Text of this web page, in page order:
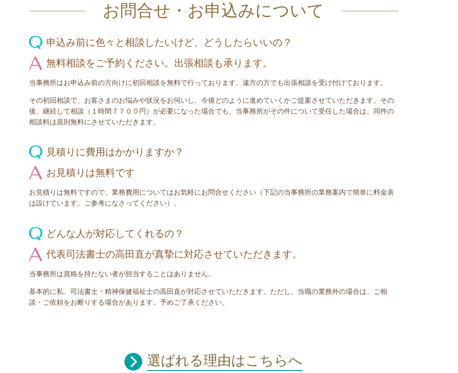
お問合せ・お申込みについて
申込み前に色々と相談したいけど、どうしたらいいの？
無料相談をご予約ください。出張相談も承ります。
当事務所はお申込み前の方向けに初回相談を無料で行っております。遠方の方でも出張相談を受け付けております。
その初回相談で、お客さまのお悩みや状況をお伺いし、今後どのように進めていくかご提案させていただきます。その
後、継続して相談（１時間７７００円）が必要になった場合でも、当事務所がその件について受任した場合は、同件の
相談料は原則無料にさせていただきます。
見積りに費用はかかりますか？
お見積りは無料です
お見積りは無料ですので、業務費用についてはお気軽にお問合せください（下記の当事務所の業務案内で簡単に料金表
は設けています。ご参考になさってください）。
どんな人が対応してくれるの？
代表司法書士の高田直が真摯に対応させていただきます。
当事務所は資格を持たない者が担当することはありません。
基本的に私、司法書士・精神保健福祉士の高田直が対応させていただきます。ただし、当職の業務外の場合は、ご相
談・ご依頼をお断りする場合があります。予めご了承ください。
選ばれる理由はこちらへ